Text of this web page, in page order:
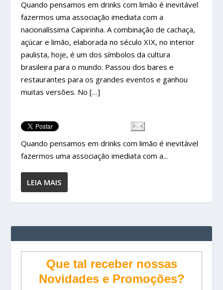
Quando pensamos em drinks com limão é inevitável
fazermos uma associação imediata com a
nacionalíssima Caipirinha. A combinação de cachaça,
açúcar e limão, elaborada no século XIX, no interior
paulista, hoje, é um dos símbolos da cultura
brasileira para o mundo. Passou dos bares e
restaurantes para os grandes eventos e ganhou
muitas versões. No […]
Quando pensamos em drinks com limão é inevitável
fazermos uma associação imediata com a...
LEIA MAIS
Que tal receber nossas
Novidades e Promoções?